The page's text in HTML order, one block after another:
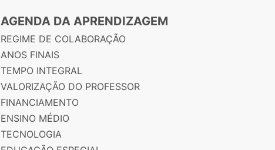
AGENDA DA APRENDIZAGEM
REGIME DE COLABORAÇÃO
ANOS FINAIS
TEMPO INTEGRAL
VALORIZAÇÃO DO PROFESSOR
FINANCIAMENTO
ENSINO MÉDIO
TECNOLOGIA